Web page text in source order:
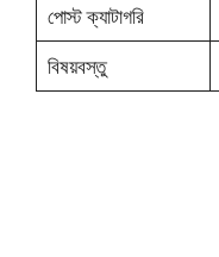
পোস্ট ক্যাটাগরি
বিষয়বস্তু